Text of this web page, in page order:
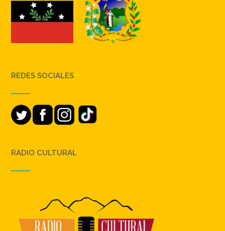
REDES SOCIALES
RADIO CULTURAL